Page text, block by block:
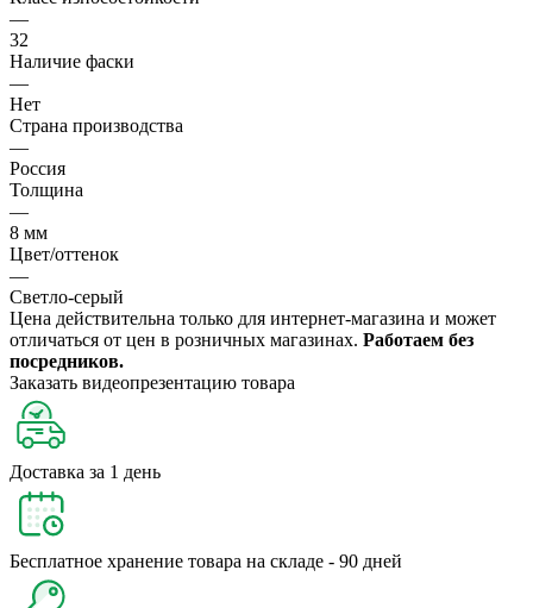
—
32
Наличие фаски
—
Нет
Страна производства
—
Россия
Толщина
—
8 мм
Цвет/оттенок
—
Светло-серый
Цена действительна только для интернет-магазина и может
отличаться от цен в розничных магазинах. Работаем без
посредников.
Заказать видеопрезентацию товара
Доставка за 1 день
Бесплатное хранение товара на складе - 90 дней